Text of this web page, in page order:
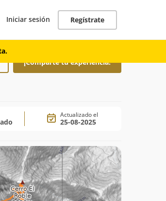
Iniciar sesión Regístrate
¡Comparte tu experiencia!
Actualizado el
25-08-2025